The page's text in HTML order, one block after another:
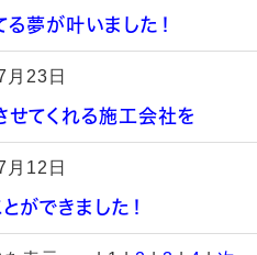
夢が叶いました！
月23日
てくれる施工会社を
月12日
ができました！